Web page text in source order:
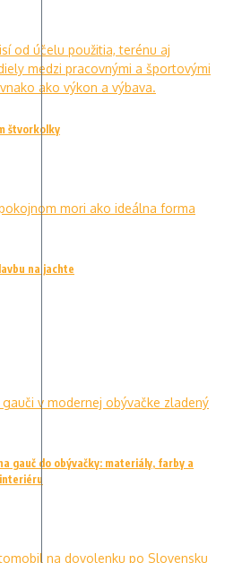
štvorkolky
na jachte
gauč do obývačky: materiály, farby a